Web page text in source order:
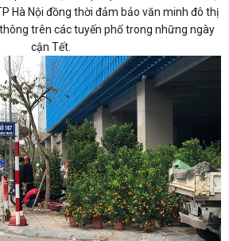
Hà Nội đồng thời đảm bảo văn minh đô thị
trên các tuyến phố trong những ngày
cận Tết.